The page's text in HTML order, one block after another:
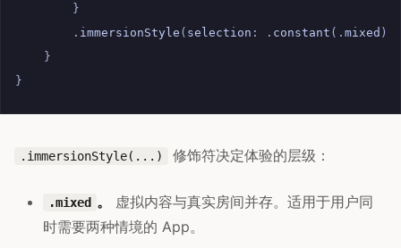
}
. immersionStyle ( selection : . constant (. mixed ),
}
}
.immersionStyle(...) 修饰符决定体验的层级：
.mixed 。
虚拟内容与真实房间并存。适用于用户同
时需要两种情境的 App。